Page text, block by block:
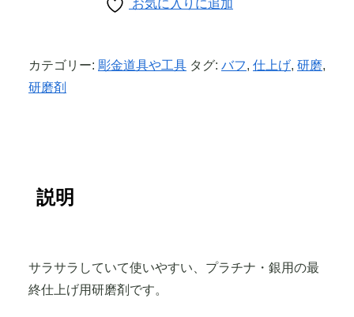
お気に入りに追加
カテゴリー: 彫金道具や工具 タグ: バフ, 仕上げ, 研磨,
研磨剤
説明
サラサラしていて使いやすい、プラチナ・銀用の最
終仕上げ用研磨剤です。